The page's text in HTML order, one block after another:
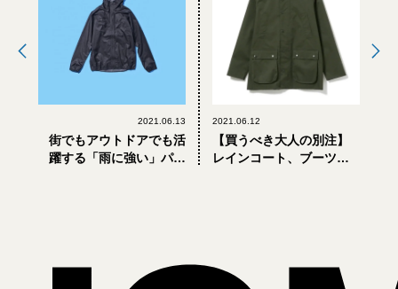
2021.06.13
街でもアウトドアでも活
躍する「雨に強い」パッ
2021.06.12
【買うべき大人の別注】
レインコート、ブーツ…